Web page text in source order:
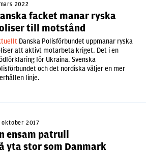
2022
facket manar ryska
till motstånd
Danska Polisförbundet uppmanar ryska
att aktivt motarbeta kriget. Det i en
för Ukraina. Svenska
och det nordiska väljer en mer
linje.
oktober 2017
ensam patrull
yta stor som Danmark